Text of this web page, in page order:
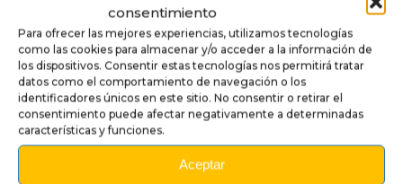
consentimiento
Para ofrecer las mejores experiencias, utilizamos tecnologías
como las cookies para almacenar y/o acceder a la información de
los dispositivos. Consentir estas tecnologías nos permitirá tratar
datos como el comportamiento de navegación o los
identificadores únicos en este sitio. No consentir o retirar el
consentimiento puede afectar negativamente a determinadas
características y funciones.
Aceptar
puede parecer una modificación mucho más compleja.
Una excelente solución para
personalizar su pinball
Losstickers para pinball
permiten personalizar fácilmente su máquina
sin modificaciones permanentes.